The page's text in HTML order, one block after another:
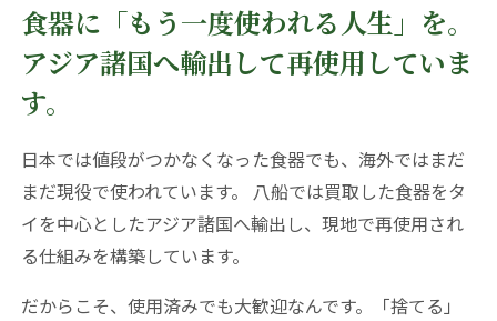
食器に「もう一度使われる人生」を。
アジア諸国へ輸出して再使用していま
す。
日本では値段がつかなくなった食器でも、海外ではまだ
まだ現役で使われています。 八船では買取した食器をタ
イを中心としたアジア諸国へ輸出し、現地で再使用され
る仕組みを構築しています。
だからこそ、使用済みでも大歓迎なんです。「捨てる」